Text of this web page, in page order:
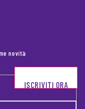
novità
ISCRIVITI ORA